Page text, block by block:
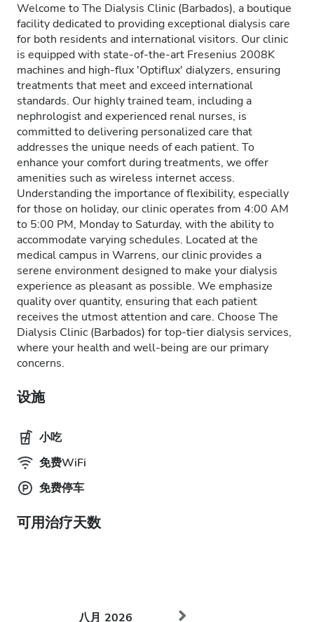
Welcome to The Dialysis Clinic (Barbados), a boutique
facility dedicated to providing exceptional dialysis care
for both residents and international visitors. Our clinic
is equipped with state-of-the-art Fresenius 2008K
machines and high-flux 'Optiflux' dialyzers, ensuring
treatments that meet and exceed international
standards. Our highly trained team, including a
nephrologist and experienced renal nurses, is
committed to delivering personalized care that
addresses the unique needs of each patient. To
enhance your comfort during treatments, we offer
amenities such as wireless internet access.
Understanding the importance of flexibility, especially
for those on holiday, our clinic operates from 4:00 AM
to 5:00 PM, Monday to Saturday, with the ability to
accommodate varying schedules. Located at the
medical campus in Warrens, our clinic provides a
serene environment designed to make your dialysis
experience as pleasant as possible. We emphasize
quality over quantity, ensuring that each patient
receives the utmost attention and care. Choose The
Dialysis Clinic (Barbados) for top-tier dialysis services,
where your health and well-being are our primary
concerns.​
设施
小吃
免费WiFi
免费停车
可用治疗天数
八月 2026